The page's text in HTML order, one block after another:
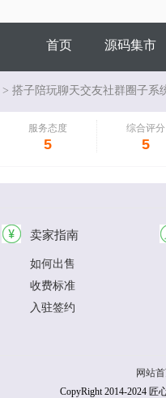
首页 源码集市
商家风采
> 搭子陪玩聊天交友社群圈子系
服务态度
5
综合评分
5
卖家指南
如何出售
收费标准
入驻签约
网站
CopyRight 2014-2024